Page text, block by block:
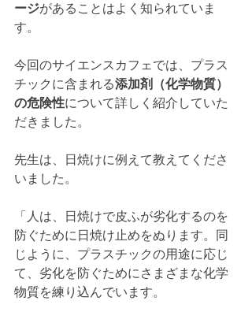
ージがあることはよく知られていま
す。
今回のサイエンスカフェでは、プラス
チックに含まれる添加剤（化学物質）
の危険性について詳しく紹介していた
だきました。
先生は、日焼けに例えて教えてくださ
いました。
「人は、日焼けで皮ふが劣化するのを
防ぐために日焼け止めをぬります。同
じように、プラスチックの用途に応じ
て、劣化を防ぐためにさまざまな化学
物質を練り込んでいます。